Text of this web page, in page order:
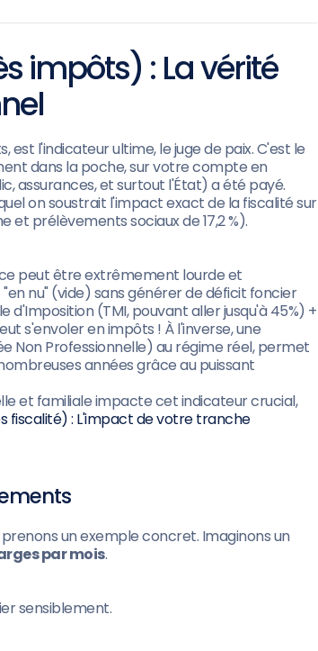
impôts) : La vérité
l'indicateur ultime, le juge de paix. C'est le
dans la poche, sur votre compte en
assurances, et surtout l'État) a été payé.
on soustrait l'impact exact de la fiscalité sur
prélèvements sociaux de 17,2 %).
peut être extrêmement lourde et
nu" (vide) sans générer de déficit foncier
(TMI, pouvant aller jusqu'à 45%) +
s'envoler en impôts ! À l'inverse, une
Non Professionnelle) au régime réel, permet
années grâce au puissant
et familiale impacte cet indicateur crucial,
: L'impact de votre tranche
un exemple concret. Imaginons un
par mois.
sensiblement.